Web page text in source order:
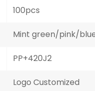
100pcs
Mint green/pink/
PP+420J2
Logo Customized